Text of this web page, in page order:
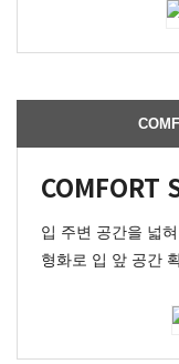
COMFORT
입 주변 공간을 넓
형화로 입 앞 공간